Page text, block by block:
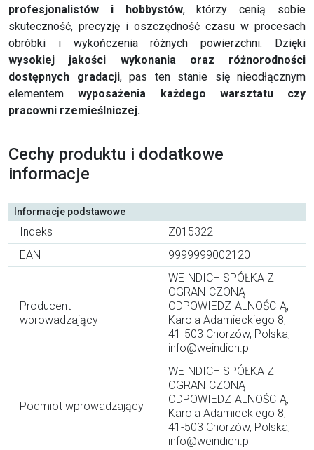
profesjonalistów i hobbystów, którzy cenią sobie
skuteczność, precyzję i oszczędność czasu w procesach
obróbki i wykończenia różnych powierzchni. Dzięki
wysokiej jakości wykonania oraz różnorodności
dostępnych gradacji, pas ten stanie się nieodłącznym
elementemwyposażenia każdego warsztatu czy
pracowni rzemieślniczej.
Cechy produktu i dodatkowe
informacje
Informacje podstawowe
Indeks
Z015322
EAN
9999999002120
Producent
wprowadzający
WEINDICH SPÓŁKA Z
OGRANICZONĄ
ODPOWIEDZIALNOŚCIĄ,
Karola Adamieckiego 8,
41-503 Chorzów, Polska,
info@weindich.pl
Podmiot wprowadzający
WEINDICH SPÓŁKA Z
OGRANICZONĄ
ODPOWIEDZIALNOŚCIĄ,
Karola Adamieckiego 8,
41-503 Chorzów, Polska,
info@weindich.pl